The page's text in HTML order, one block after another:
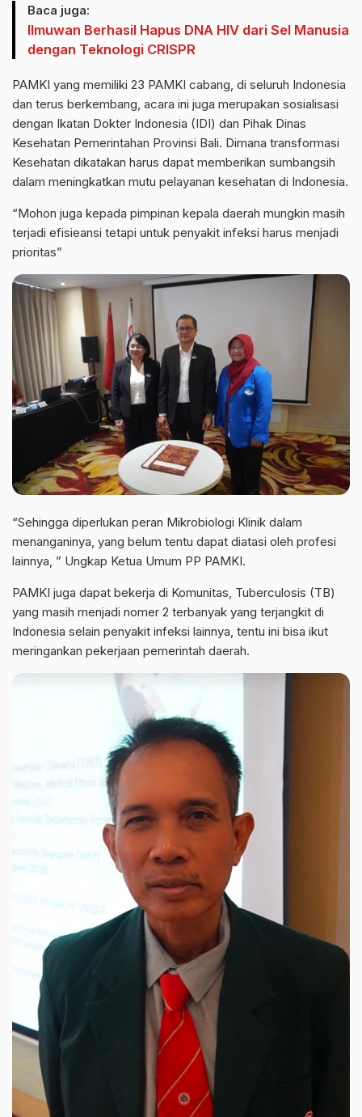
Baca juga:
Ilmuwan Berhasil Hapus DNA HIV dari Sel Manusia
dengan Teknologi CRISPR
PAMKI yang memiliki 23 PAMKI cabang, di seluruh Indonesia
dan terus berkembang, acara ini juga merupakan sosialisasi
dengan Ikatan Dokter Indonesia (IDI) dan Pihak Dinas
Kesehatan Pemerintahan Provinsi Bali. Dimana transformasi
Kesehatan dikatakan harus dapat memberikan sumbangsih
dalam meningkatkan mutu pelayanan kesehatan di Indonesia.
“Mohon juga kepada pimpinan kepala daerah mungkin masih
terjadi efisieansi tetapi untuk penyakit infeksi harus menjadi
prioritas”
“Sehingga diperlukan peran Mikrobiologi Klinik dalam
menanganinya, yang belum tentu dapat diatasi oleh profesi
lainnya, ” Ungkap Ketua Umum PP PAMKI.
PAMKI juga dapat bekerja di Komunitas, Tuberculosis (TB)
yang masih menjadi nomer 2 terbanyak yang terjangkit di
Indonesia selain penyakit infeksi lainnya, tentu ini bisa ikut
meringankan pekerjaan pemerintah daerah.